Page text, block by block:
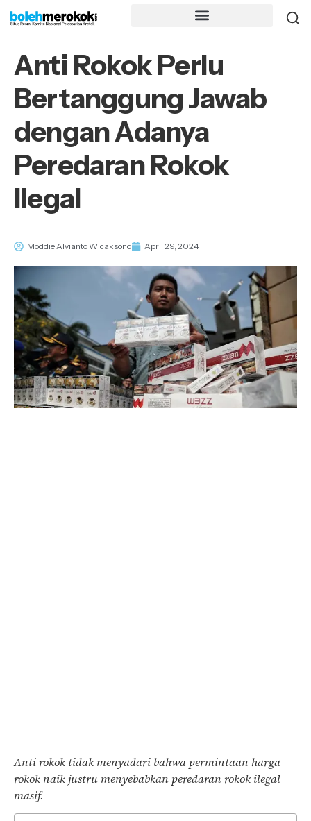
Anti Rokok Perlu
Bertanggung Jawab
dengan Adanya
Peredaran Rokok
Ilegal
Moddie Alvianto Wicaksono April 29, 2024
Anti rokok tidak menyadari bahwa permintaan harga
rokok naik justru menyebabkan peredaran rokok ilegal
masif.